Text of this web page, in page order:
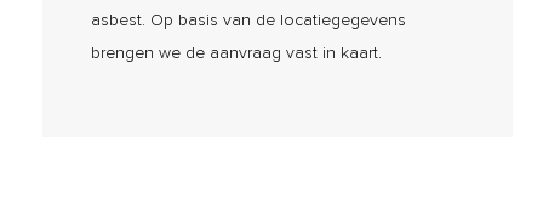
asbest. Op basis van de locatiegegevens
brengen we de aanvraag vast in kaart.